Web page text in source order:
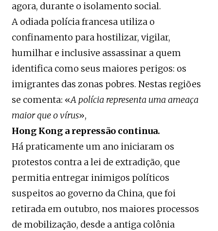
agora, durante o isolamento social.
A odiada polícia francesa utiliza o
confinamento para hostilizar, vigilar,
humilhar e inclusive assassinar a quem
identifica como seus maiores perigos: os
imigrantes das zonas pobres. Nestas regiões
se comenta: «A polícia representa uma ameaça
maior que o vírus»,
Hong Kong a repressão continua.
Há praticamente um ano iniciaram os
protestos contra a lei de extradição, que
permitia entregar inimigos políticos
suspeitos ao governo da China, que foi
retirada em outubro, nos maiores processos
de mobilização, desde a antiga colônia